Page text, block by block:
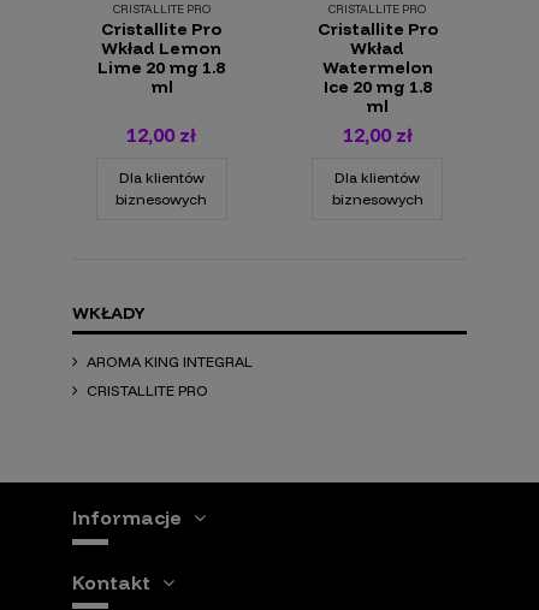
CRISTALLITE PRO
Cristallite Pro
Wkład Lemon
Lime 20 mg 1.8
ml
12,00 zł
Dla klientów
biznesowych
CRISTALLITE PRO
Cristallite Pro
Wkład
Watermelon
Ice 20 mg 1.8
ml
12,00 zł
Dla klientów
biznesowych
WKŁADY
AROMA KING INTEGRAL
CRISTALLITE PRO
Informacje
Kontakt